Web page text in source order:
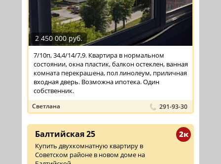
2 450 000 руб.
7/10п, 34,4/14/7,9. Квартира в нормальном
состоянии, окна пластик, балкон остеклен, ванная
комната перекрашена, пол линолеум, приличная
входная дверь. Возможна ипотека. Один
собственник.
Светлана 291-93-30
2к
Балтийская 25
Купить двухкомнатную квартиру в
Советском районе в новом доме на